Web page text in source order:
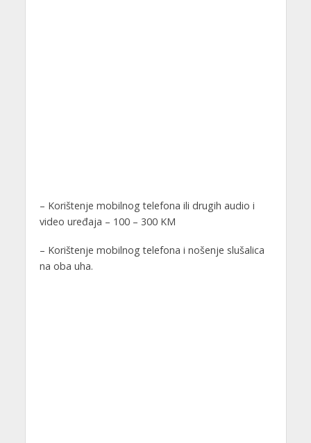
– Korištenje mobilnog telefona ili drugih audio i
video uređaja – 100 – 300 KM
– Korištenje mobilnog telefona i nošenje slušalica
na oba uha.